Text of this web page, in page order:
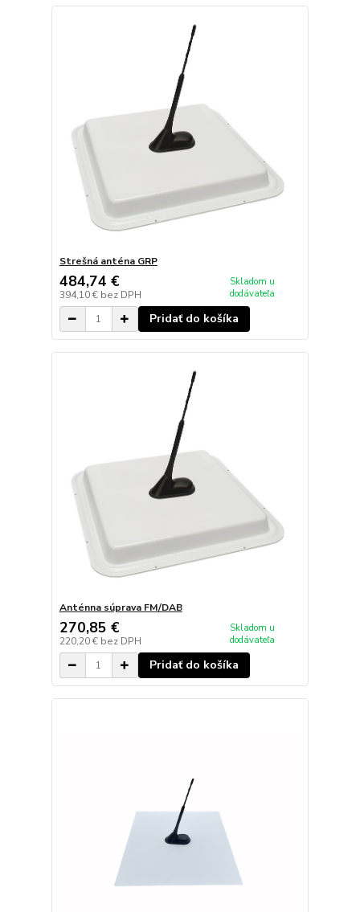
Strešná anténa GRP
484,74 €
394,10 € bez DPH
Skladom u
dodávateľa
Pridať do košíka
Anténna súprava FM/DAB
270,85 €
220,20 € bez DPH
Skladom u
dodávateľa
Pridať do košíka